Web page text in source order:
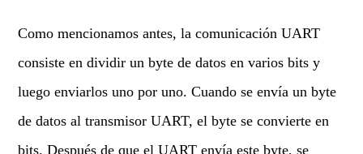
Como mencionamos antes, la comunicación UART
consiste en dividir un byte de datos en varios bits y
luego enviarlos uno por uno. Cuando se envía un byte
de datos al transmisor UART, el byte se convierte en
bits. Después de que el UART envía este byte, se